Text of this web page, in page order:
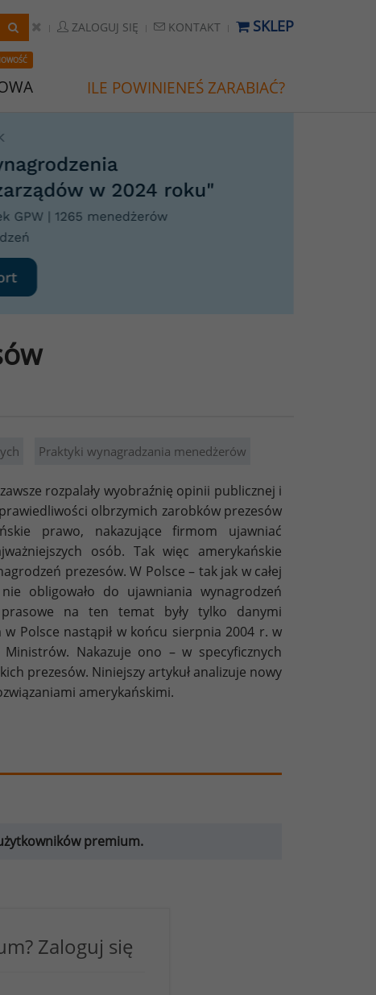
ZALOGUJ SIĘ KONTAKT SKLEP
ILE POWINIENEŚ ZARABIAĆ?
Praktyki wynagradzania menedżerów
rozpalały wyobraźnię opinii publicznej i
olbrzymich zarobków prezesów
prawo, nakazujące firmom ujawniać
osób. Tak więc amerykańskie
prezesów. W Polsce – tak jak w całej
obligowało do ujawniania wynagrodzeń
prasowe na ten temat były tylko danymi
Polsce nastąpił w końcu sierpnia 2004 r. w
Nakazuje ono – w specyficznych
prezesów. Niniejszy artykuł analizuje nowy
amerykańskimi.
premium.
Zaloguj się